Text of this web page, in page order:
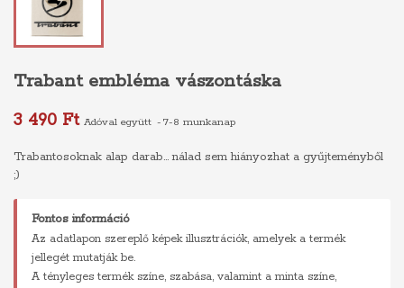
Trabant embléma vászontáska
3 490 Ft Adóval együtt 7-8 munkanap
Trabantosoknak alap darab... nálad sem hiányozhat a gyűjteményből
;)
Fontos információ
Az adatlapon szereplő képek illusztrációk, amelyek a termék
jellegét mutatják be.
A tényleges termék színe, szabása, valamint a minta színe,